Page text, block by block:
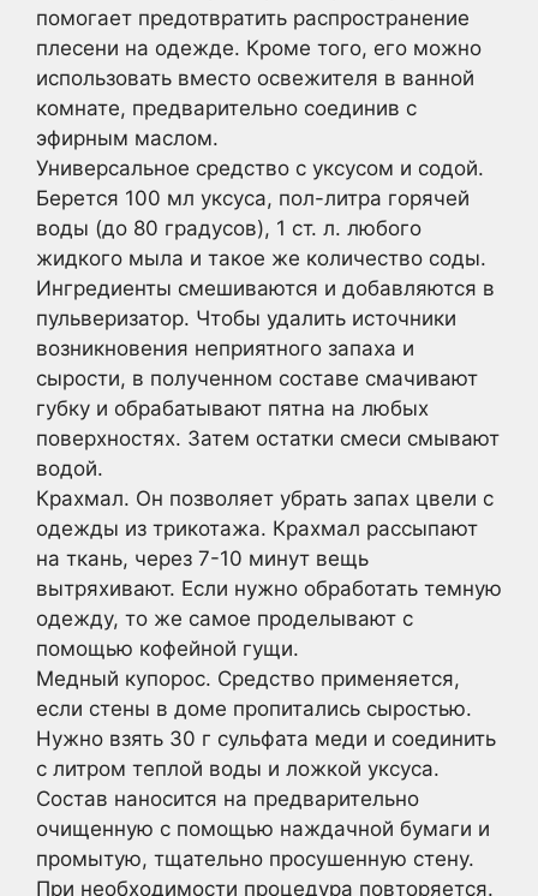
помогает предотвратить распространение
плесени на одежде. Кроме того, его можно
использовать вместо освежителя в ванной
комнате, предварительно соединив с
эфирным маслом.
Универсальное средство с уксусом и содой.
Берется 100 мл уксуса, пол-литра горячей
воды (до 80 градусов), 1 ст. л. любого
жидкого мыла и такое же количество соды.
Ингредиенты смешиваются и добавляются в
пульверизатор. Чтобы удалить источники
возникновения неприятного запаха и
сырости, в полученном составе смачивают
губку и обрабатывают пятна на любых
поверхностях. Затем остатки смеси смывают
водой.
Крахмал. Он позволяет убрать запах цвели с
одежды из трикотажа. Крахмал рассыпают
на ткань, через 7-10 минут вещь
вытряхивают. Если нужно обработать темную
одежду, то же самое проделывают с
помощью кофейной гущи.
Медный купорос. Средство применяется,
если стены в доме пропитались сыростью.
Нужно взять 30 г сульфата меди и соединить
с литром теплой воды и ложкой уксуса.
Состав наносится на предварительно
очищенную с помощью наждачной бумаги и
промытую, тщательно просушенную стену.
При необходимости процедура повторяется.